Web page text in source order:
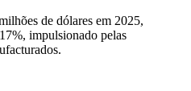
de dólares em 2025,
impulsionado pelas